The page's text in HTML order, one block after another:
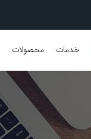
خدمات محصولات